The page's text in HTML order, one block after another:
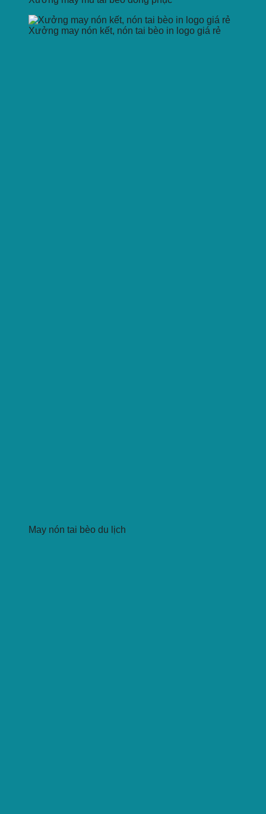
Xưởng may nón kết, nón tai bèo in logo giá rẻ
May nón tai bèo du lịch